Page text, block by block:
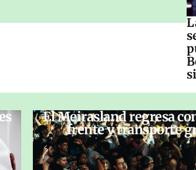
El Meirasland regresa
frente y transporte